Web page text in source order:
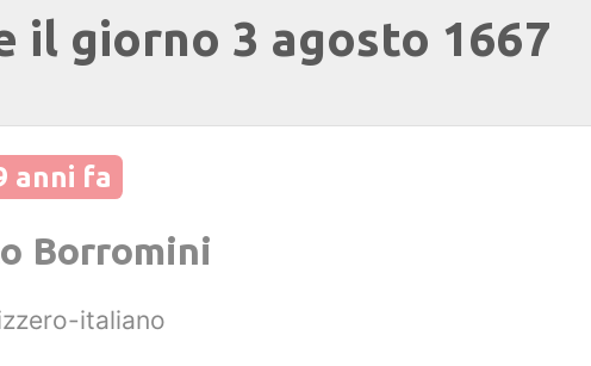
il giorno 3 agosto 1667
anni fa
Borromini
italiano